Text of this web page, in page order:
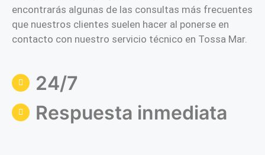
encontrarás algunas de las consultas más frecuentes
que nuestros clientes suelen hacer al ponerse en
contacto con nuestro servicio técnico en Tossa Mar.
24/7
Respuesta inmediata